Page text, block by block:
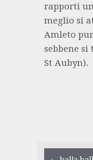
rapporti
meglio si
Amleto
sebbene
St Aubyn).